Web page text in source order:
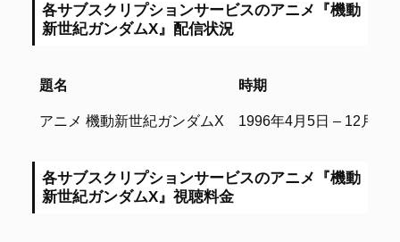
各サブスクリプションサービスのアニメ『機動
新世紀ガンダムX』配信状況
題名
時期
題名
時期
アニメ 機動新世紀ガンダムX 1996年4月5日 – 12月28
各サブスクリプションサービスのアニメ『機動
新世紀ガンダムX』視聴料金